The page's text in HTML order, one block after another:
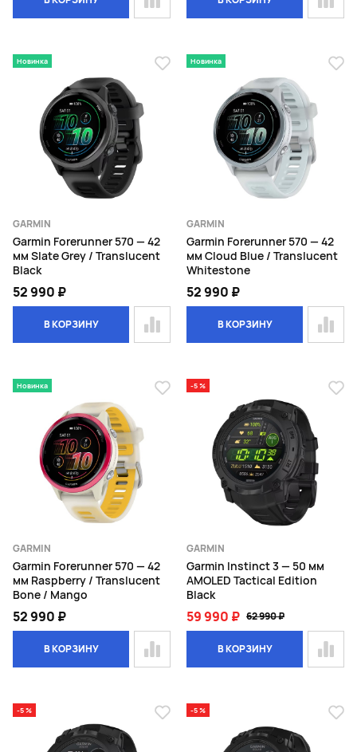
Новинка
GARMIN
Garmin Forerunner 570 — 42
мм Slate Grey / Translucent
Black
52 990 ₽
В КОРЗИНУ
Новинка
GARMIN
Garmin Forerunner 570 — 42
мм Cloud Blue / Translucent
Whitestone
52 990 ₽
В КОРЗИНУ
Новинка
GARMIN
Garmin Forerunner 570 — 42
мм Raspberry / Translucent
Bone / Mango
52 990 ₽
В КОРЗИНУ
-5 %
GARMIN
Garmin Instinct 3 — 50 мм
AMOLED Tactical Edition
Black
59 990 ₽ 62 990 ₽
В КОРЗИНУ
-5 % -5 %